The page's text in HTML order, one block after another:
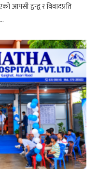
आपसी द्वन्द्व र विवादप्रति